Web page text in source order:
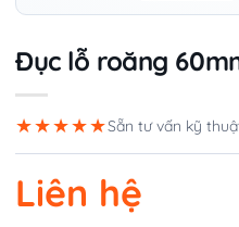
Đục lỗ roăng
★★★★★Sẵn tư vấn kỹ
Liên hệ